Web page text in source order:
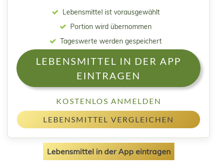
Lebensmittel ist vorausgewählt
Portion wird übernommen
Tageswerte werden gespeichert
LEBENSMITTEL IN DER APP
EINTRAGEN
KOSTENLOS ANMELDEN
LEBENSMITTEL VERGLEICHEN
Lebensmittel in der App eintragen